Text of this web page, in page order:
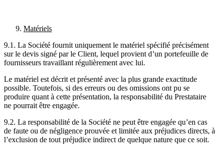
Matériels
9.1. La Société fournit uniquement le matériel spécifié précisément
sur le devis signé par le Client, lequel provient d’un portefeuille de
fournisseurs travaillant régulièrement avec lui.
Le matériel est décrit et présenté avec la plus grande exactitude
possible. Toutefois, si des erreurs ou des omissions ont pu se
produire quant à cette présentation, la responsabilité du Prestataire
ne pourrait être engagée.
9.2. La responsabilité de la Société ne peut être engagée qu’en cas
de faute ou de négligence prouvée et limitée aux préjudices directs, à
l’exclusion de tout préjudice indirect de quelque nature que ce soit.